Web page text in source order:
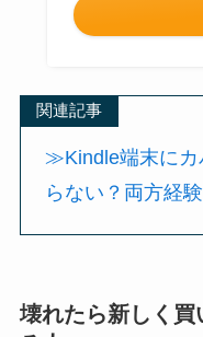
関連記事
≫Kindle端末にカ
らない？両方経
壊れたら新しく